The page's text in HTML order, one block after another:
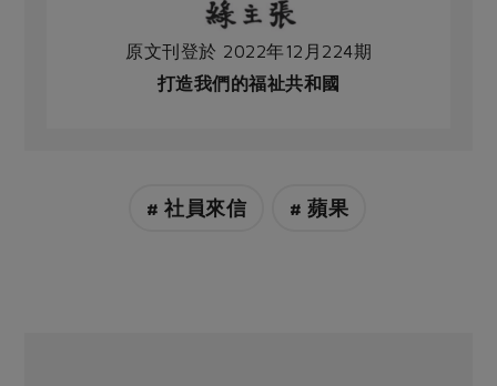
原文刊登於 2022年12月224期
打造我們的福祉共和國
# 社員來信 # 蘋果